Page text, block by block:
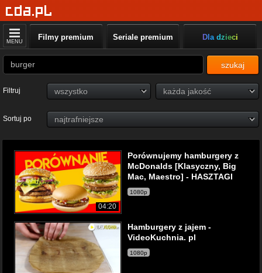
MENU Filmy premium Seriale premium Dla dzieci
szukaj
Filtruj
Sortuj po
04:20
Porównujemy hamburgery z
McDonalds [Klasyczny, Big
Mac, Maestro] - HASZTAGI
1080p
Hamburgery z jajem -
VideoKuchnia. pl
1080p